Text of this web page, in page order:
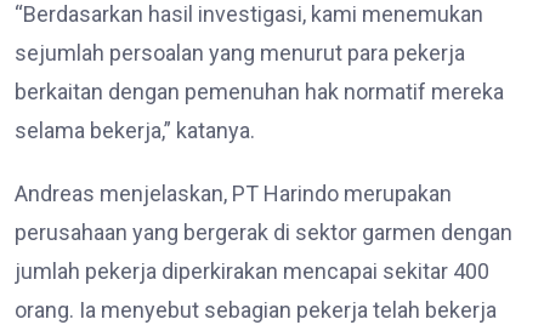
“Berdasarkan hasil investigasi, kami menemukan
sejumlah persoalan yang menurut para pekerja
berkaitan dengan pemenuhan hak normatif mereka
selama bekerja,” katanya.
Andreas menjelaskan, PT Harindo merupakan
perusahaan yang bergerak di sektor garmen dengan
jumlah pekerja diperkirakan mencapai sekitar 400
orang. Ia menyebut sebagian pekerja telah bekerja